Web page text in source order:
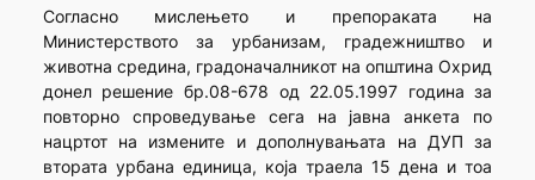
Согласно мислењето и препораката на
Министерството за урбанизам, градежништво и
животна средина, градоначалникот на општина Охрид
донел решение бр.08-678 од 22.05.1997 година за
повторно спроведување сега на јавна анкета по
нацртот на измените и дополнувањата на ДУП за
втората урбана единица, која траела 15 дена и тоа